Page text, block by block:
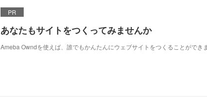
PR
あなたもサイトをつくってみませんか
Ameba Owndを使えば、誰でもかんたんにウェブサイトをつくることができ